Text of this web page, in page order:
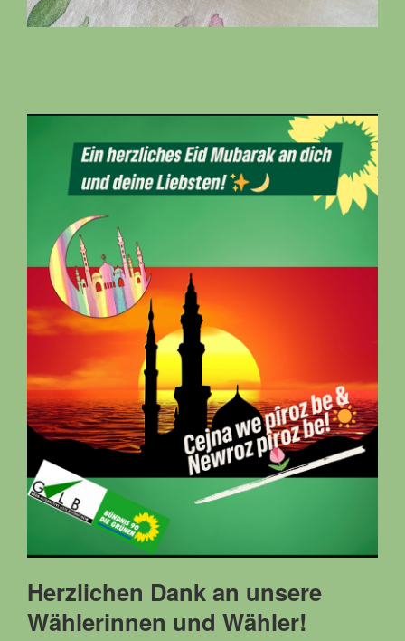
Herzlichen Dank an unsere
Wählerinnen und Wähler!